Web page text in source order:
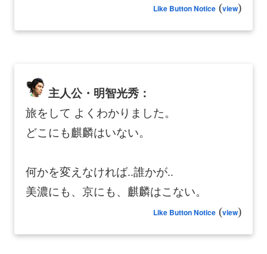
Like Button Notice (view)
主人公・明智光秀：
旅をして よくわかりました。
どこにも麒麟はいない。
何かを変えなければ..誰かが..
美濃にも、京にも、麒麟はこない。
Like Button Notice (view)